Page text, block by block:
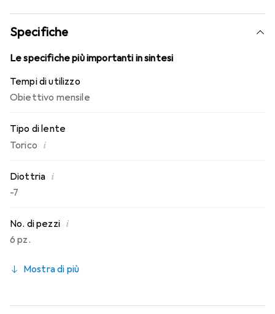
indossabilità che conosci. Comfort e assenza di fastidi per
tutto il giorno con queste lenti mensili.
Specifiche
Le specifiche più importanti in sintesi
Tempi di utilizzo
Obiettivo mensile
Tipo di lente
Torico i
Diottria i
-7
No. di pezzi i
6 pz.
Mostra di più